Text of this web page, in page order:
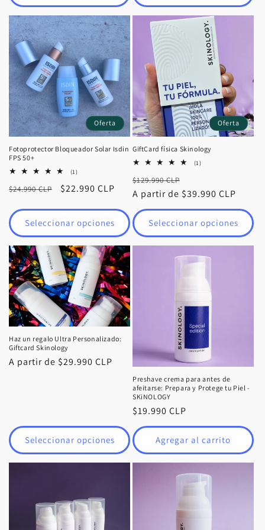
Oferta
Fotoprotector Bloqueador Solar Isdin
FPS 50+
(1)1
totales
Precio
$24.990 CLP
Precio
$22.990 CLP
Seleccionar opciones
Oferta
GiftCard física Skinology
(1)1
Precio
habitual
$129.990 CLP
de
oferta
A partir de $39.990 CLP
Seleccionar opciones
Haz un regalo Ultra Personalizado:
Giftcard Skinology
Precio
A partir de $29.990 CLP
Seleccionar opciones
Preshave crema para antes de
afeitarse: Prepara y Protege tu Piel -
SKiNOLOGY
Precio
habitual
$19.990 CLP
Agregar al carrito